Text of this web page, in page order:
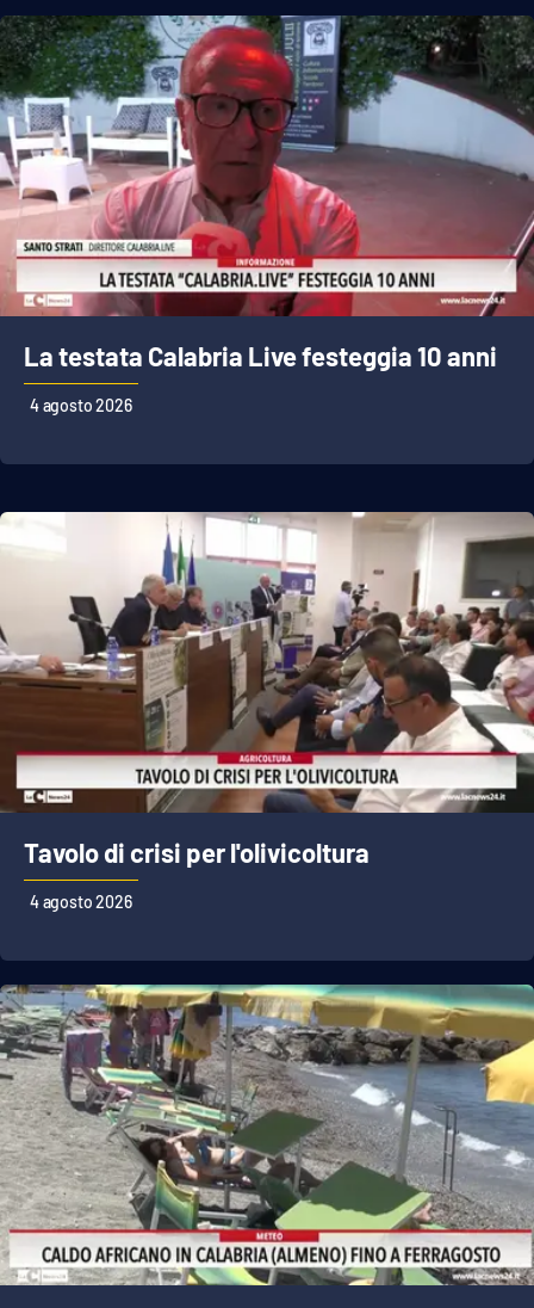
APP
Android
Apple
La testata Calabria Live festeggia 10 anni
4 agosto 2026
Tavolo di crisi per l'olivicoltura
4 agosto 2026